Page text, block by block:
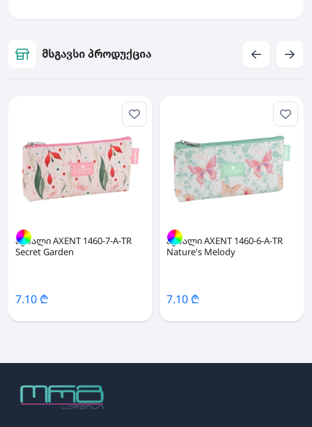
მსგავსი პროდუქცია
პენალი AXENT 1460-7-A-TR
Secret Garden
7.10 ₾
პენალი AXENT 1460-6-A-TR
Nature's Melody
7.10 ₾